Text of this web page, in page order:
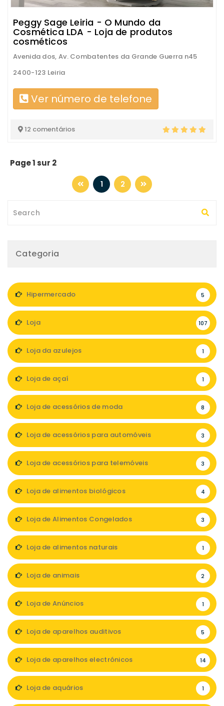
Peggy Sage Leiria - O Mundo da
Cosmética LDA - Loja de produtos
cosméticos
Avenida dos, Av. Combatentes da Grande Guerra n45
2400-123 Leiria
Ver número de telefone
12 comentários
Page 1 sur 2
1 2
Categoria
Hipermercado 5
Loja 107
Loja da azulejos 1
Loja de açaí 1
Loja de acessórios de moda 8
Loja de acessórios para automóveis 3
Loja de acessórios para telemóveis 3
Loja de alimentos biológicos 4
Loja de Alimentos Congelados 3
Loja de alimentos naturais 1
Loja de animais 2
Loja de Anúncios 1
Loja de aparelhos auditivos 5
Loja de aparelhos electrónicos 14
Loja de aquários 1